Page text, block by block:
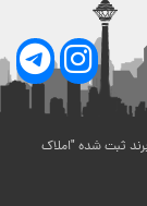
ثبت شده "املاک